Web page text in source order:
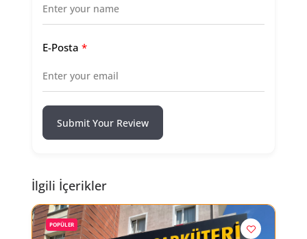
E-Posta *
Submit Your Review
İlgili İçerikler
POPÜLER